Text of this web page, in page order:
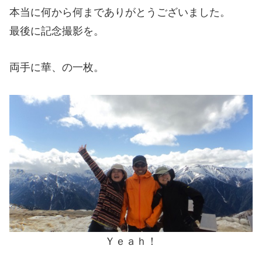
本当に何から何までありがとうございました。
最後に記念撮影を。
両手に華、の一枚。
Ｙｅａｈ！